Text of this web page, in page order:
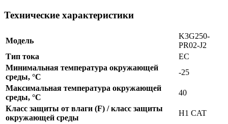
Технические характеристики
Модель
K3G250-
PR02-J2
Тип тока
EC
Минимальная температура окружающей
среды, °C
-25
Максимальная температура окружающей
среды, °C
40
Класс защиты от влаги (F) / класс защиты
окружающей среды
H1 CAT